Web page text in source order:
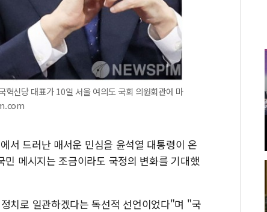
신당 대표가 10일 서울 여의도 국회 의원회관에 마
서 드러난 매서운 민심을 윤석열 대통령이 온
메시지는 조금이라도 국정의 변화를 기대했
치로 일관하겠다는 독선적 선언이었다"며 "국